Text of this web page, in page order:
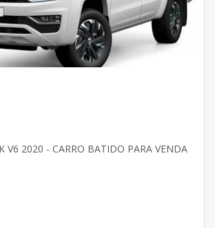
V6 2020 - CARRO BATIDO PARA VENDA